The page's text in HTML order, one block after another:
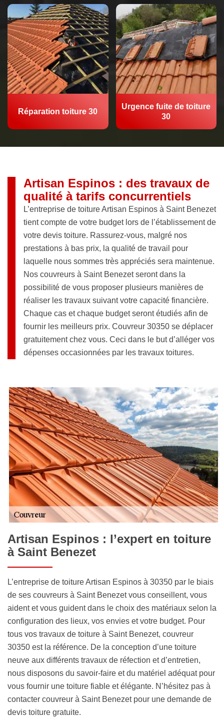
Réparation toiture 30
Urgence fuite de toiture
30
Artisan Espinos : des travaux de
qualité à tarifs concurrentiels
L’entreprise de toiture Artisan Espinos à Saint Benezet
tient compte de votre budget lors de l’établissement de
votre devis toiture. Rassurez-vous, malgré nos
prestations à bas prix, la qualité de travail pour
laquelle nous sommes très appréciés sera maintenue.
Nos couvreurs à Saint Benezet seront dans la
possibilité de vous proposer plusieurs manières de
réaliser les travaux suivant votre capacité financière.
Chaque cas et chaque budget seront étudiés afin de
fournir les meilleurs prix. Couvreur 30350 se déplacer
gratuitement chez vous. Ceci dans le but d’alléger vos
dépenses occasionnées par les travaux toitures.
Artisan Espinos : l’expert en toiture
à Saint Benezet
L’entreprise de toiture Artisan Espinos à 30350 par le biais
de ses couvreurs à Saint Benezet vous conseillent, vous
aident et vous guident dans le choix des matériaux selon la
configuration des lieux, vos envies et votre budget. Pour
tous vos travaux de toiture à Saint Benezet, couvreur
30350 est la référence. De la conception d’une toiture
neuve aux différents travaux de réfection et d’entretien,
nous disposons du savoir-faire et du matériel adéquat pour
vous fournir une toiture fiable et élégante. N’hésitez pas à
contacter couvreur à Saint Benezet pour une demande de
devis toiture gratuite.